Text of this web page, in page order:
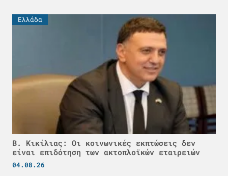
Ελλάδα
Β. Κικίλιας: Οι κοινωνικές εκπτώσεις δεν
είναι επιδότηση των ακτοπλοϊκών εταιρειών
04.08.26